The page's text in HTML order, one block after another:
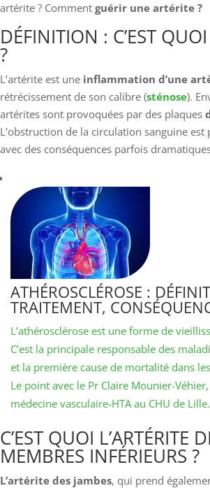
artérite ? Comment guérir une artérite ?
DÉFINITION : C’EST QUOI
?
L’artérite est une inflammation d’une
rétrécissement de son calibre (sténose).
artérites sont provoquées par des plaques
L’obstruction de la circulation sanguine
avec des conséquences parfois
ATHÉROSCLÉROSE :
TRAITEMENT,
L’athérosclérose est une forme de
C’est la principale responsable des
et la première cause de mortalité dans
Le point avec le Pr Claire Mounier-
médecine vasculaire-HTA au CHU de Lille.
C’EST QUOI L’ARTÉRITE
MEMBRES INFÉRIEURS ?
L’artérite des jambes, qui prend